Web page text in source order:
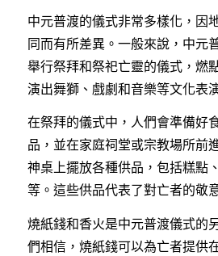
中元普渡的儀式非常多樣化，因
同而有所差異。一般來說，中元
舉行祭拜和祭祀亡靈的儀式，燃
演出舞獅、戲劇和音樂等文化表
在祭拜的儀式中，人們會準備好
品，並在家庭祠堂或宗教場所前
神桌上擺放各種供品，包括糕點
等。這些供品代表了對亡者的敬
燒紙錢和香火是中元普渡儀式的
們相信，燒紙錢可以為亡者提供